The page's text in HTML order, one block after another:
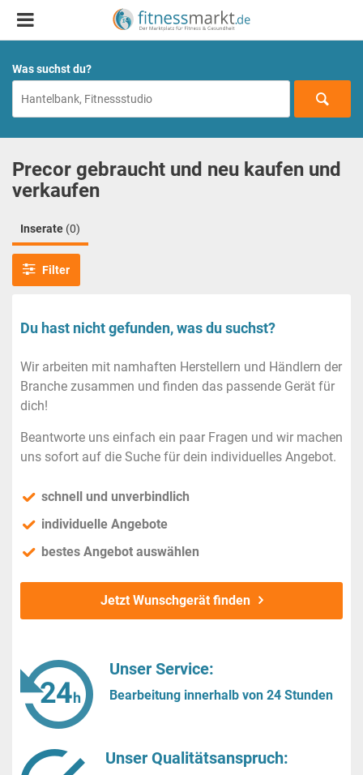
Was suchst du?
Precor gebraucht und neu kaufen und
verkaufen
Inserate (0)
Filter
Du hast nicht gefunden, was du suchst?
Wir arbeiten mit namhaften Herstellern und Händlern der
Branche zusammen und finden das passende Gerät für
dich!
Beantworte uns einfach ein paar Fragen und wir machen
uns sofort auf die Suche für dein individuelles Angebot.
schnell und unverbindlich
individuelle Angebote
bestes Angebot auswählen
Jetzt Wunschgerät finden
Unser Service:
Bearbeitung innerhalb von 24 Stunden
Unser Qualitätsanspruch: